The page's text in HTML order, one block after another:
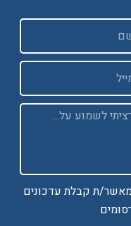
קבלת עדכונים